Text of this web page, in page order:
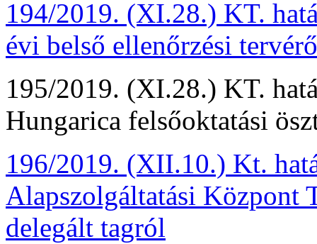
194/2019. (XI.28.) KT.
évi belső ellenőrzési
195/2019. (XI.28.) KT.
Hungarica felsőoktatási
196/2019. (XII.10.) Kt.
Alapszolgáltatási Központ
delegált tagról